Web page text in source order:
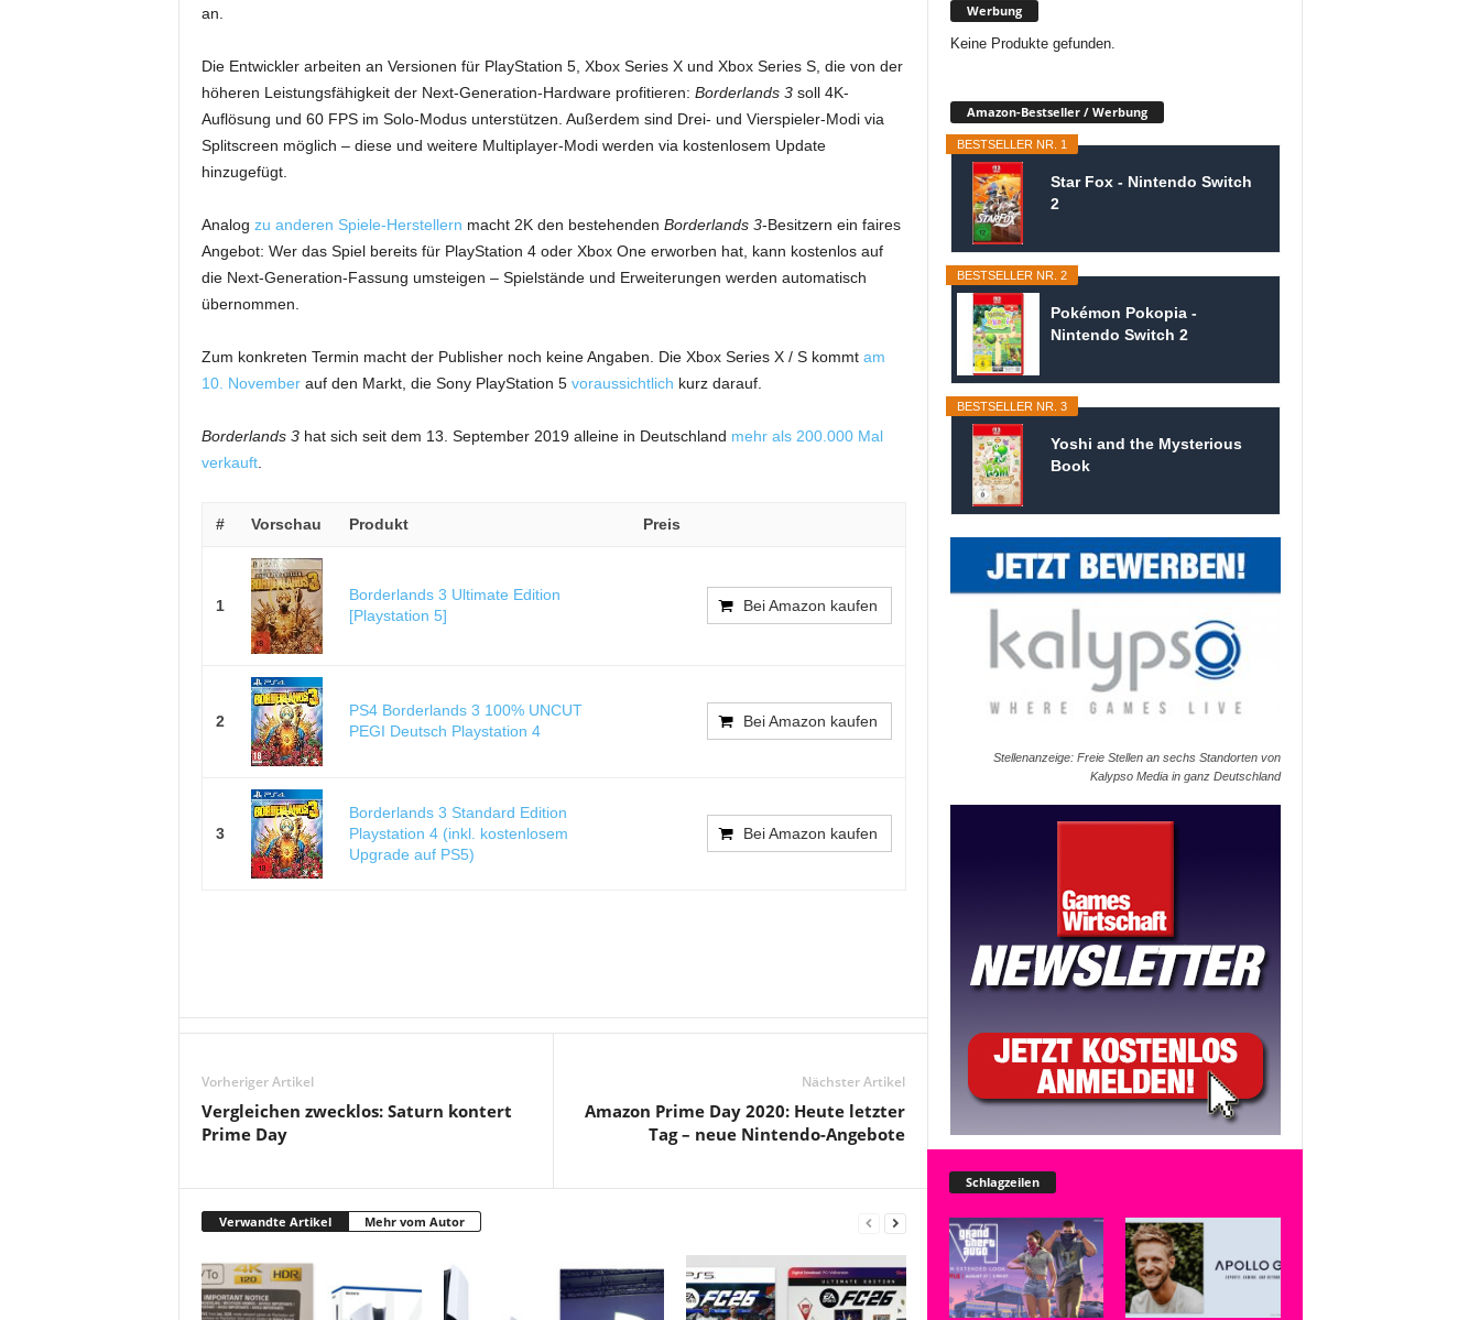
an.
Die Entwickler arbeiten an Versionen für PlayStation 5, Xbox Series X und Xbox Series S, die von der
höheren Leistungsfähigkeit der Next-Generation-Hardware profitieren: Borderlands 3soll 4K-
Auflösung und 60 FPS im Solo-Modus unterstützen. Außerdem sind Drei- und Vierspieler-Modi via
Splitscreen möglich – diese und weitere Multiplayer-Modi werden via kostenlosem Update
hinzugefügt.
Analog zu anderen Spiele-Herstellern macht 2K den bestehenden Borderlands 3-Besitzern ein faires
Angebot: Wer das Spiel bereits für PlayStation 4 oder Xbox One erworben hat, kann kostenlos auf
die Next-Generation-Fassung umsteigen – Spielstände und Erweiterungen werden automatisch
übernommen.
Zum konkreten Termin macht der Publisher noch keine Angaben. Die Xbox Series X / S kommt am
10. Novemberauf den Markt, die Sony PlayStation 5 voraussichtlich kurz darauf.
Borderlands 3hat sich seit dem 13. September 2019 alleine in Deutschland mehr als 200.000 Mal
verkauft.
# Vorschau Produkt Preis
1
Borderlands 3 Ultimate Edition
[Playstation 5]
Bei Amazon kaufen
2
PS4 Borderlands 3 100% UNCUT
PEGI Deutsch Playstation 4
Bei Amazon kaufen
3
Borderlands 3 Standard Edition
Playstation 4 (inkl. kostenlosem
Upgrade auf PS5)
Bei Amazon kaufen
Vorheriger Artikel
Vergleichen zwecklos: Saturn kontert
Prime Day
Nächster Artikel
Amazon Prime Day 2020: Heute letzter
Tag – neue Nintendo-Angebote
Verwandte Artikel Mehr vom Autor
Werbung
Keine Produkte gefunden.
Amazon-Bestseller / Werbung
BESTSELLER NR. 1
Star Fox - Nintendo Switch
2
BESTSELLER NR. 2
Pokémon Pokopia -
Nintendo Switch 2
BESTSELLER NR. 3
Yoshi and the Mysterious
Book
Stellenanzeige: Freie Stellen an sechs Standorten von
Kalypso Media in ganz Deutschland
Schlagzeilen